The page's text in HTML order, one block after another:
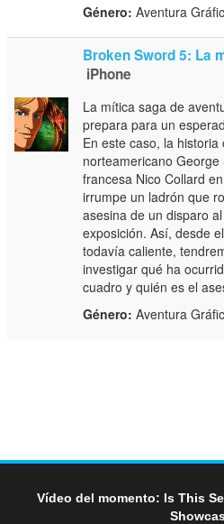
Género: Aventura
Broken Sword 5: La
iPhone
La mítica saga de
prepara para un
En este caso, la historia
norteamericano
francesa Nico Collard
irrumpe un ladrón que
asesina de un disparo
exposición. Así, desde
todavía caliente,
investigar qué ha
cuadro y quién es el
Género: Aventura
Vídeo del momento: Is This